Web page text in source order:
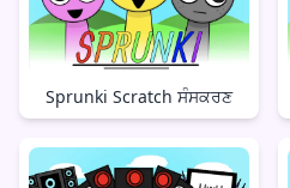
Sprunki Scratch ਸੰਸਕਰਣ